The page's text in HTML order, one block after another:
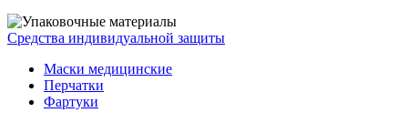
Средства индивидуальной защиты
Маски медицинские
Перчатки
Фартуки